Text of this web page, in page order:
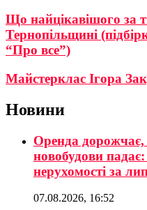
Що найцікавішого за
Тернопільщині
“Про все”)
Майстерклас Ігора
Новини
Оренда дорожчає,
новобудови
нерухомості за
07.08.2026, 16:52